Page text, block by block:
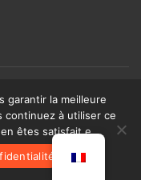
• 2024
garantir la meilleure
continuez à utiliser ce
êtes satisfait.e.